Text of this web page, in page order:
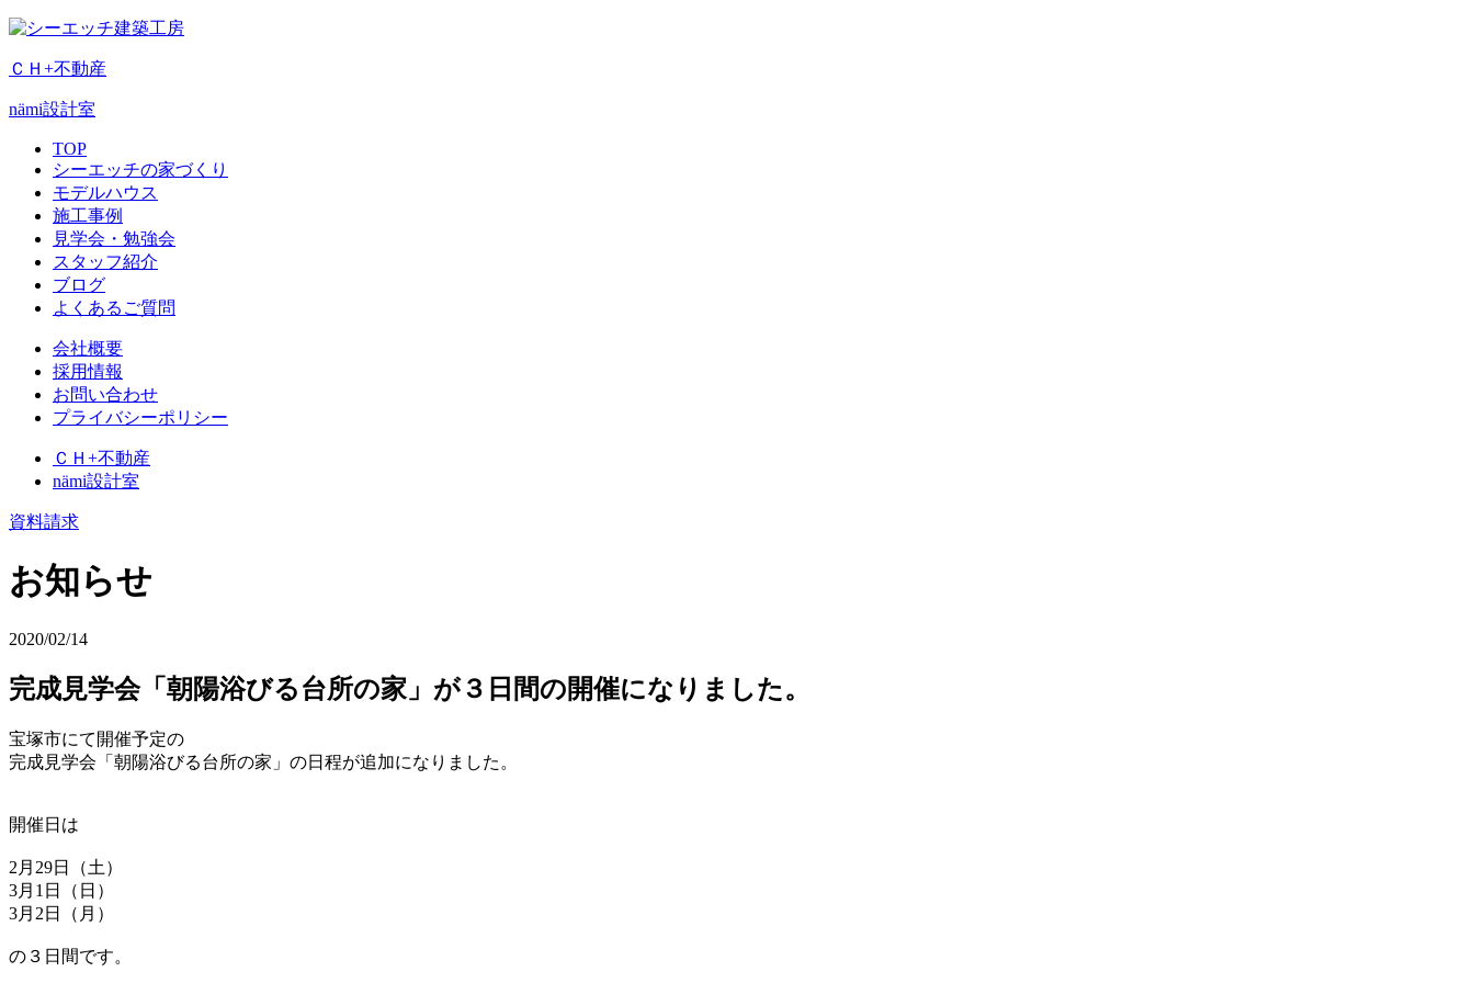
ＣＨ+不動産
nämi設計室
TOP
シーエッチの家づくり
モデルハウス
施工事例
見学会・勉強会
スタッフ紹介
ブログ
よくあるご質問
会社概要
採用情報
お問い合わせ
プライバシーポリシー
ＣＨ+不動産
nämi設計室
資料請求
お知らせ
2020/02/14
完成見学会「朝陽浴びる台所の家」が３日間の開催になりました。
宝塚市にて開催予定の
完成見学会「朝陽浴びる台所の家」の日程が追加になりました。
開催日は
2月29日（土）
3月1日（日）
3月2日（月）
の３日間です。